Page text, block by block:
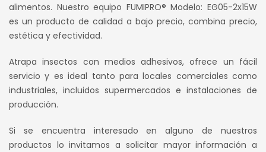
era:
S/ 690.00.
es:
alimentos. Nuestro equipo FUMIPRO® Modelo: EG05-2x15W
es un producto de calidad a bajo precio, combina precio,
estética y efectividad.
Atrapa insectos con medios adhesivos, ofrece un fácil
servicio y es ideal tanto para locales comerciales como
industriales, incluidos supermercados e instalaciones de
producción.
Si se encuentra interesado en alguno de nuestros
productos lo invitamos a solicitar mayor información a